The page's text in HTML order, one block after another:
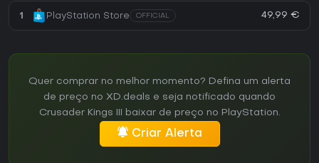
1 PlayStation Store OFFICIAL 49,99 €
Quer comprar no melhor momento? Defina um alerta
de preço no XD.deals e seja notificado quando
Crusader Kings III baixar de preço no PlayStation.
Criar Alerta